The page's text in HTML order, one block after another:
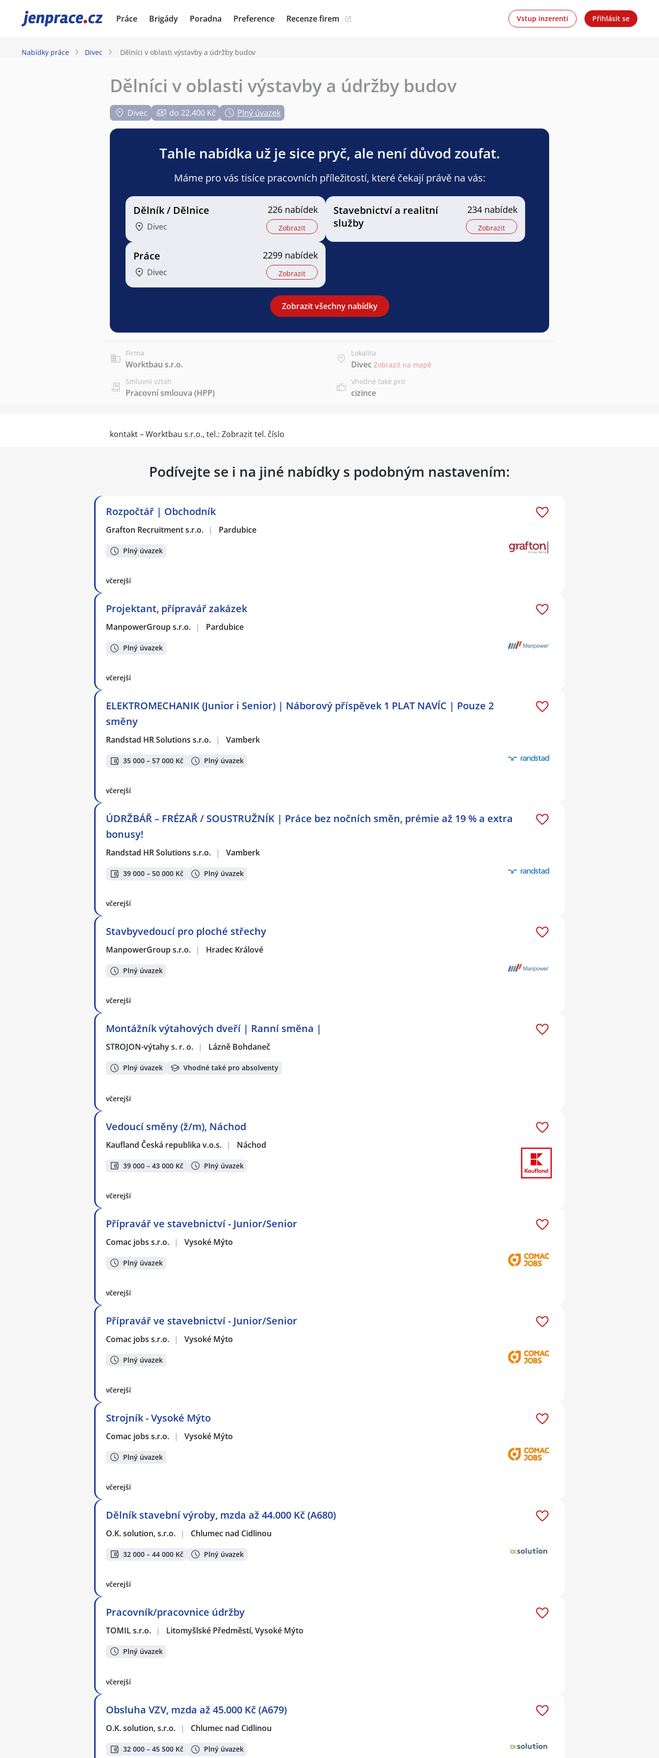
JenPráce.cz Práce Brigády Poradna Preference Recenze firem Vstup inzerenti Přihlásit se
Nabídky práce Divec Dělníci v oblasti výstavby a údržby budov
Dělníci v oblasti výstavby a údržby budov
Divec do 22.400 Kč Plný úvazek
Tahle nabídka už je sice pryč, ale není důvod zoufat.
Máme pro vás tisíce pracovních příležitostí, které čekají právě na vás:
Dělník / Dělnice
Divec
226 nabídek
Zobrazit
Stavebnictví a realitní
služby
234 nabídek
Zobrazit
Práce
Divec
2299 nabídek
Zobrazit
Zobrazit všechny nabídky
Firma
Worktbau s.r.o.
Lokalita
Divec Zobrazit na mapě
Smluvní vztah
Pracovní smlouva (HPP)
Vhodné také pro
cizince
kontakt – Worktbau s.r.o., tel.: Zobrazit tel. číslo
Podívejte se i na jiné nabídky s podobným nastavením:
Rozpočtář | Obchodník
Grafton Recruitment s.r.o. | Pardubice
Plný úvazek
včerejší
Projektant, přípravář zakázek
ManpowerGroup s.r.o. | Pardubice
Plný úvazek
včerejší
ELEKTROMECHANIK (Junior i Senior) | Náborový příspěvek 1 PLAT NAVÍC | Pouze 2
směny
Randstad HR Solutions s.r.o. | Vamberk
35 000 – 57 000 Kč Plný úvazek
včerejší
ÚDRŽBÁŘ – FRÉZAŘ / SOUSTRUŽNÍK | Práce bez nočních směn, prémie až 19 % a extra
bonusy!
Randstad HR Solutions s.r.o. | Vamberk
39 000 – 50 000 Kč Plný úvazek
včerejší
Stavbyvedoucí pro ploché střechy
ManpowerGroup s.r.o. | Hradec Králové
Plný úvazek
včerejší
Montážník výtahových dveří | Ranní směna |
STROJON-výtahy s. r. o. | Lázně Bohdaneč
Plný úvazek Vhodné také pro absolventy
včerejší
Vedoucí směny (ž/m), Náchod
Kaufland Česká republika v.o.s. | Náchod
39 000 – 43 000 Kč Plný úvazek
včerejší
Přípravář ve stavebnictví - Junior/Senior
Comac jobs s.r.o. | Vysoké Mýto
Plný úvazek
včerejší
Přípravář ve stavebnictví - Junior/Senior
Comac jobs s.r.o. | Vysoké Mýto
Plný úvazek
včerejší
Strojník - Vysoké Mýto
Comac jobs s.r.o. | Vysoké Mýto
Plný úvazek
včerejší
Dělník stavební výroby, mzda až 44.000 Kč (A680)
O.K. solution, s.r.o. | Chlumec nad Cidlinou
32 000 – 44 000 Kč Plný úvazek
včerejší
Pracovník/pracovnice údržby
TOMIL s.r.o. | Litomyšlské Předměstí, Vysoké Mýto
Plný úvazek
včerejší
Obsluha VZV, mzda až 45.000 Kč (A679)
O.K. solution, s.r.o. | Chlumec nad Cidlinou
32 000 – 45 500 Kč Plný úvazek